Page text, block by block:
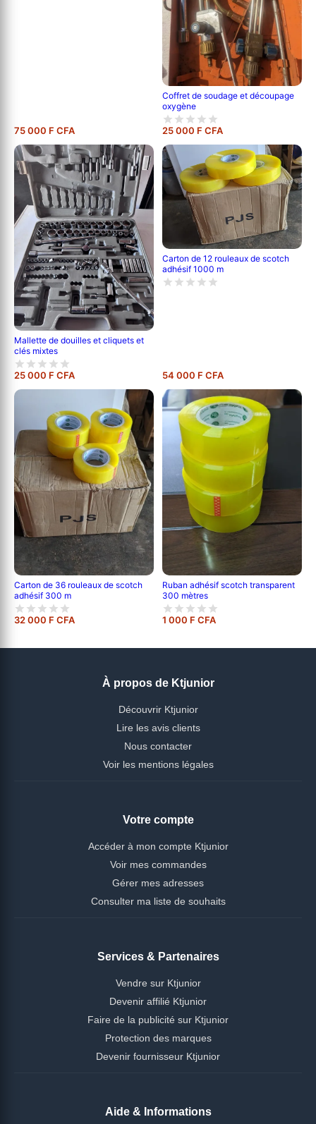
75 000 F CFA
Coffret de soudage et découpage
oxygène
25 000 F CFA
Mallette de douilles et cliquets et
clés mixtes
25 000 F CFA
Carton de 12 rouleaux de scotch
adhésif 1000 m
54 000 F CFA
Carton de 36 rouleaux de scotch
adhésif 300 m
32 000 F CFA
Ruban adhésif scotch transparent
300 mètres
1 000 F CFA
À propos de Ktjunior
Découvrir Ktjunior
Lire les avis clients
Nous contacter
Voir les mentions légales
Votre compte
Accéder à mon compte Ktjunior
Voir mes commandes
Gérer mes adresses
Consulter ma liste de souhaits
Services & Partenaires
Vendre sur Ktjunior
Devenir affilié Ktjunior
Faire de la publicité sur Ktjunior
Protection des marques
Devenir fournisseur Ktjunior
Aide & Informations